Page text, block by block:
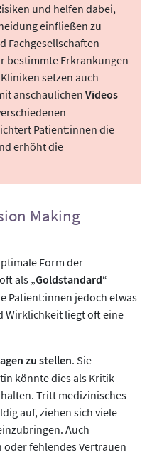
und helfen dabei,
einfließen zu
Fachgesellschaften
bestimmte Erkrankungen
setzen auch
anschaulichenVideos
Patient:innen die
erhöht die
Making
Form der
als „Goldstandard“
Patient:innen jedoch etwas
Wirklichkeit liegt oft eine
zu stellen. Sie
könnte dies als Kritik
Tritt medizinisches
auf, ziehen sich viele
Auch
fehlendes Vertrauen